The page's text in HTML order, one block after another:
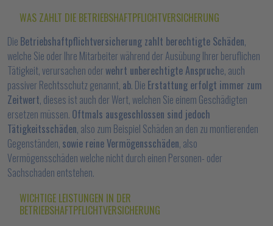
WAS ZAHLT DIE BETRIEBSHAFTPFLICHTVERSICHERUNG
Die Betriebshaftpflichtversicherung zahlt berechtigte Schäden,
welche Sie oder Ihre Mitarbeiter während der Ausübung Ihrer beruflichen
Tätigkeit, verursachen oderwehrt unberechtigte Anspruche, auch
passiver Rechtsschutz genannt, ab. Die Erstattung erfolgt immer zum
Zeitwert, dieses ist auch der Wert, welchen Sie einem Geschädigten
ersetzen müssen. Oftmals ausgeschlossen sind jedoch
Tätigkeitsschäden, also zum Beispiel Schäden an den zu montierenden
Gegenständen, sowie reine Vermögensschäden, also
Vermögensschäden welche nicht durch einen Personen- oder
Sachschaden entstehen.
WICHTIGE LEISTUNGEN IN DER
BETRIEBSHAFTPFLICHTVERSICHERUNG